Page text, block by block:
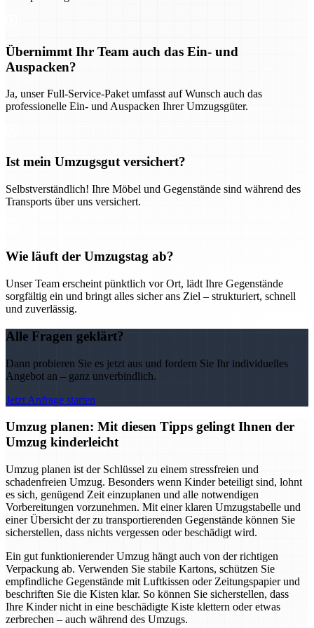
Übernimmt Ihr Team auch das Ein- und
Auspacken?
Ja, unser Full-Service-Paket umfasst auf Wunsch auch das
professionelle Ein- und Auspacken Ihrer Umzugsgüter.
Ist mein Umzugsgut versichert?
Selbstverständlich! Ihre Möbel und Gegenstände sind während des
Transports über uns versichert.
Wie läuft der Umzugstag ab?
Unser Team erscheint pünktlich vor Ort, lädt Ihre Gegenstände
sorgfältig ein und bringt alles sicher ans Ziel – strukturiert, schnell
und zuverlässig.
Alle Fragen geklärt?
Dann probieren Sie es jetzt aus und fordern Sie Ihr individuelles
Angebot an – ganz unverbindlich.
Jetzt Anfrage starten
Umzug planen: Mit diesen Tipps gelingt Ihnen der
Umzug kinderleicht
Umzug planen ist der Schlüssel zu einem stressfreien und
schadenfreien Umzug. Besonders wenn Kinder beteiligt sind, lohnt
es sich, genügend Zeit einzuplanen und alle notwendigen
Vorbereitungen vorzunehmen. Mit einer klaren Umzugstabelle und
einer Übersicht der zu transportierenden Gegenstände können Sie
sicherstellen, dass nichts vergessen oder beschädigt wird.
Ein gut funktionierender Umzug hängt auch von der richtigen
Verpackung ab. Verwenden Sie stabile Kartons, schützen Sie
empfindliche Gegenstände mit Luftkissen oder Zeitungspapier und
beschriften Sie die Kisten klar. So können Sie sicherstellen, dass
Ihre Kinder nicht in eine beschädigte Kiste klettern oder etwas
zerbrechen – auch während des Umzugs.